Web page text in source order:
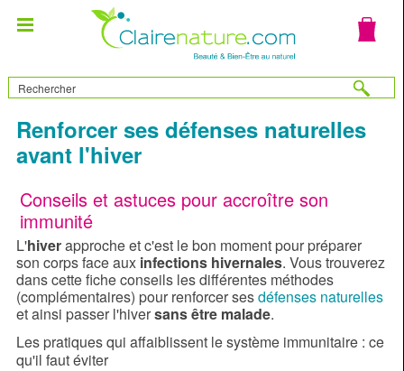
Renforcer ses défenses naturelles
avant l'hiver
Conseils et astuces pour accroître son
immunité
L'hiverapproche et c'est le bon moment pour préparer
son corps face aux infections hivernales. Vous trouverez
dans cette fiche conseils les différentes méthodes
(complémentaires) pour renforcer sesdéfenses naturelles
et ainsi passer l'hiversans être malade.
Les pratiques qui affaiblissent le système immunitaire : ce
qu'il faut éviter